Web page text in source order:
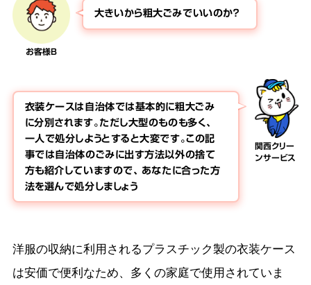
お客様B
大きいから粗大ごみでいいのか？
関西クリー
ンサービス
衣装ケースは自治体では基本的に粗大ごみ
に分別されます。ただし大型のものも多く、
一人で処分しようとすると大変です。この記
事では自治体のごみに出す方法以外の捨て
方も紹介していますので、 あなたに合った方
法を選んで処分しましょう
洋服の収納に利用されるプラスチック製の衣装ケース
は安価で便利なため、多くの家庭で使用されていま